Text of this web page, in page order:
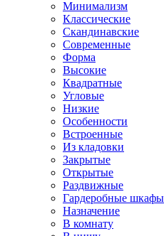
Минимализм
Классические
Скандинавские
Современные
Форма
Высокие
Квадратные
Угловые
Низкие
Особенности
Встроенные
Из кладовки
Закрытые
Открытые
Раздвижные
Гардеробные шкафы
Назначение
В комнату